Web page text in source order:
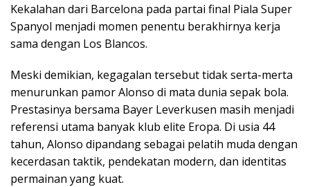
Kekalahan dari Barcelona pada partai final Piala Super
Spanyol menjadi momen penentu berakhirnya kerja
sama dengan Los Blancos.
Meski demikian, kegagalan tersebut tidak serta-merta
menurunkan pamor Alonso di mata dunia sepak bola.
Prestasinya bersama Bayer Leverkusen masih menjadi
referensi utama banyak klub elite Eropa. Di usia 44
tahun, Alonso dipandang sebagai pelatih muda dengan
kecerdasan taktik, pendekatan modern, dan identitas
permainan yang kuat.